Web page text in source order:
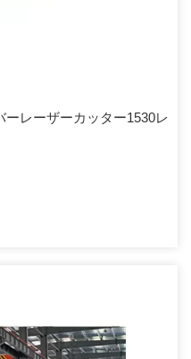
レーザーカッター1530レ